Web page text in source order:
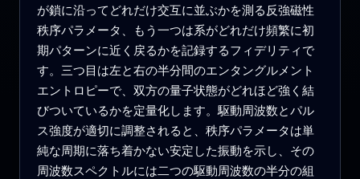
が鎖に沿ってどれだけ交互に並ぶかを測る反強磁性
秩序パラメータ、もう一つは系がどれだけ頻繁に初
期パターンに近く戻るかを記録するフィデリティで
す。三つ目は左と右の半分間のエンタングルメント
エントロピーで、双方の量子状態がどれほど強く結
びついているかを定量化します。駆動周波数とパル
ス強度が適切に調整されると、秩序パラメータは単
純な周期に落ち着かない安定した振動を示し、その
周波数スペクトルには二つの駆動周波数の半分の組